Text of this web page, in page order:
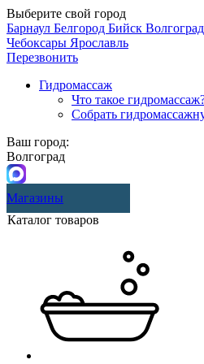
Выберите свой город
Барнаул Белгород Бийск Волгоград
Чебоксары Ярославль
Перезвонить
Гидромассаж
Что такое
Собрать
Ваш город:
Волгоград
Магазины
Каталог товаров